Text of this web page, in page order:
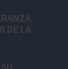
DE LA